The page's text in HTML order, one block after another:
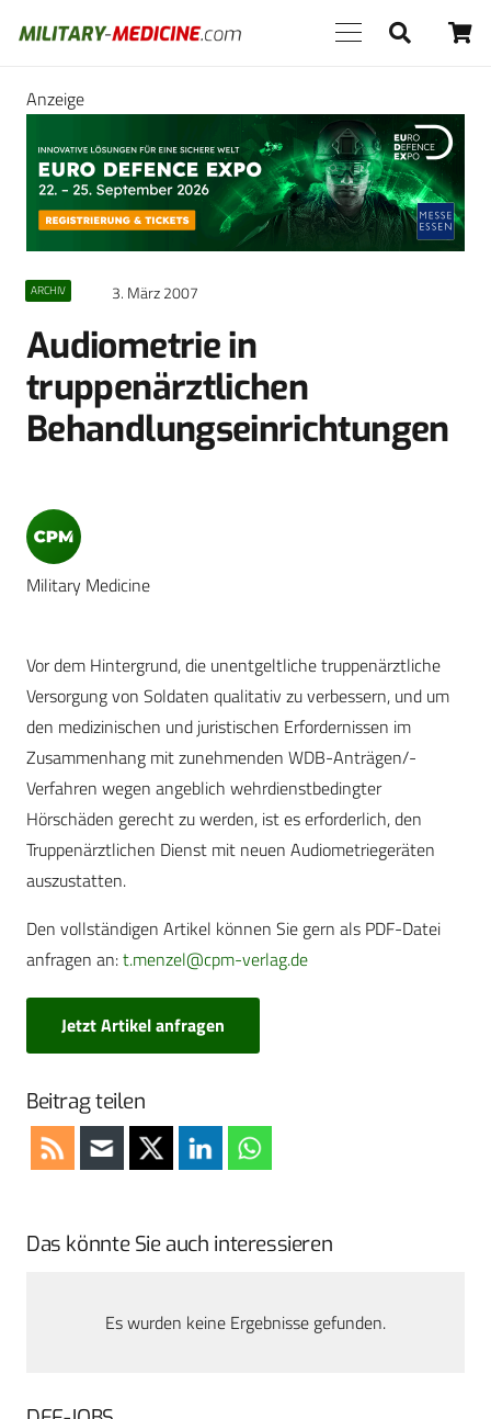
Anzeige
ARCHIV 3. März 2007
Audiometrie in
truppenärztlichen
Behandlungseinrichtungen
Military Medicine
Vor dem Hintergrund, die unentgeltliche truppenärztliche
Versorgung von Soldaten qualitativ zu verbessern, und um
den medizinischen und juristischen Erfordernissen im
Zusammenhang mit zunehmenden WDB-Anträgen/-
Verfahren wegen angeblich wehrdienstbedingter
Hörschäden gerecht zu werden, ist es erforderlich, den
Truppenärztlichen Dienst mit neuen Audiometriegeräten
auszustatten.
Den vollständigen Artikel können Sie gern als PDF-Datei
anfragen an:t.menzel@cpm-verlag.de
Jetzt Artikel anfragen
Beitrag teilen
Das könnte Sie auch interessieren
Es wurden keine Ergebnisse gefunden.